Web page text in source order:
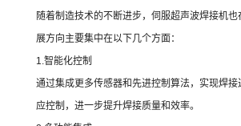
随着制造技术的不断进步，伺服超声波焊接机
展方向主要集中在以下几个方面：
1.智能化控制
通过集成更多传感器和先进控制算法，实现焊
应控制，进一步提升焊接质量和效率。